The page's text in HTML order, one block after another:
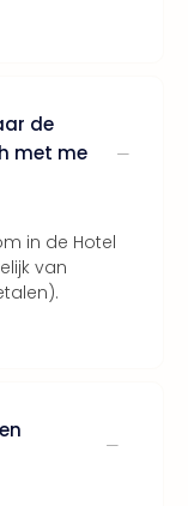
de
met me
in de Hotel
van